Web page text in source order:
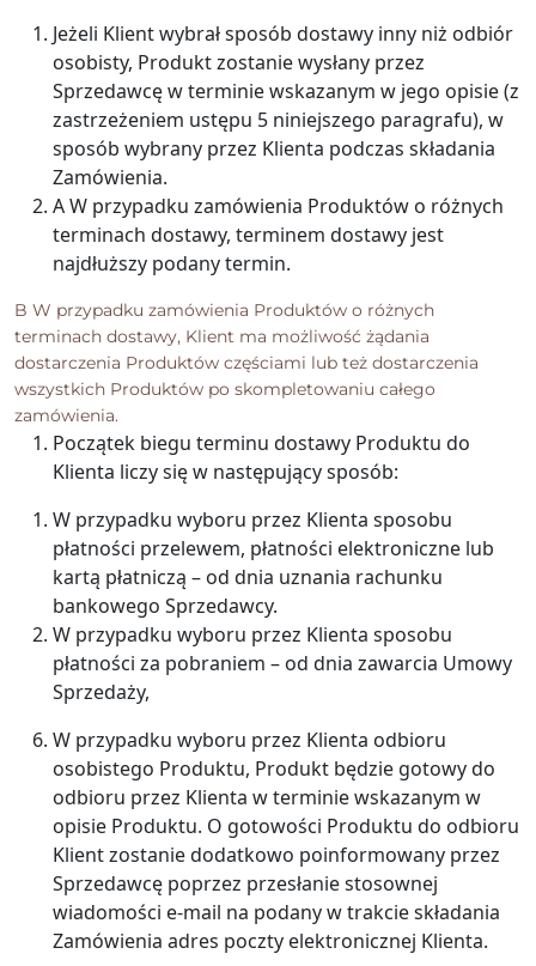
Jeżeli Klient wybrał sposób dostawy inny niż odbiór
osobisty, Produkt zostanie wysłany przez
Sprzedawcę w terminie wskazanym w jego opisie (z
zastrzeżeniem ustępu 5 niniejszego paragrafu), w
sposób wybrany przez Klienta podczas składania
Zamówienia.
A W przypadku zamówienia Produktów o różnych
terminach dostawy, terminem dostawy jest
najdłuższy podany termin.
B W przypadku zamówienia Produktów o różnych
terminach dostawy, Klient ma możliwość żądania
dostarczenia Produktów częściami lub też dostarczenia
wszystkich Produktów po skompletowaniu całego
zamówienia.
Początek biegu terminu dostawy Produktu do
Klienta liczy się w następujący sposób:
W przypadku wyboru przez Klienta sposobu
płatności przelewem, płatności elektroniczne lub
kartą płatniczą – od dnia uznania rachunku
bankowego Sprzedawcy.
W przypadku wyboru przez Klienta sposobu
płatności za pobraniem – od dnia zawarcia Umowy
Sprzedaży,
W przypadku wyboru przez Klienta odbioru
osobistego Produktu, Produkt będzie gotowy do
odbioru przez Klienta w terminie wskazanym w
opisie Produktu. O gotowości Produktu do odbioru
Klient zostanie dodatkowo poinformowany przez
Sprzedawcę poprzez przesłanie stosownej
wiadomości e-mail na podany w trakcie składania
Zamówienia adres poczty elektronicznej Klienta.